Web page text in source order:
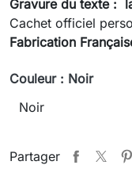
Gravure du texte:
Cachet officiel
Fabrication
Couleur : Noir
Partager